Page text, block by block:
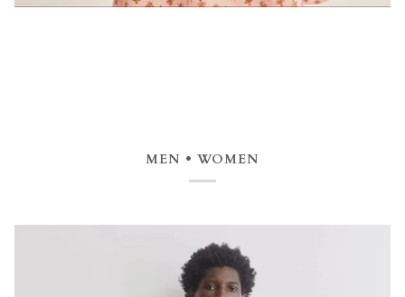
MEN • WOMEN